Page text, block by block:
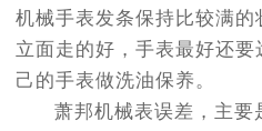
机械手表发条保持比较满
立面走的好，手表最好还
己的手表做洗油保养。
萧邦机械表误差，主要